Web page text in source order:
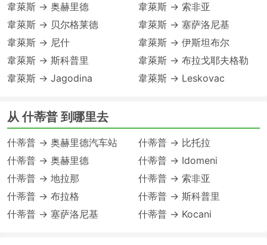
韋萊斯 → 奥赫里德
韋萊斯 → 贝尔格莱德
韋萊斯 → 尼什
韋萊斯 → 斯科普里
韋萊斯 → Jagodina
韋萊斯 → 索非亚
韋萊斯 → 塞萨洛尼基
韋萊斯 → 伊斯坦布尔
韋萊斯 → 布拉戈耶夫格勒
韋萊斯 → Leskovac
从 什蒂普 到哪里去
什蒂普 → 奥赫里德汽车站
什蒂普 → 奥赫里德
什蒂普 → 地拉那
什蒂普 → 布拉格
什蒂普 → 塞萨洛尼基
什蒂普 → 比托拉
什蒂普 → Idomeni
什蒂普 → 索非亚
什蒂普 → 斯科普里
什蒂普 → Kocani